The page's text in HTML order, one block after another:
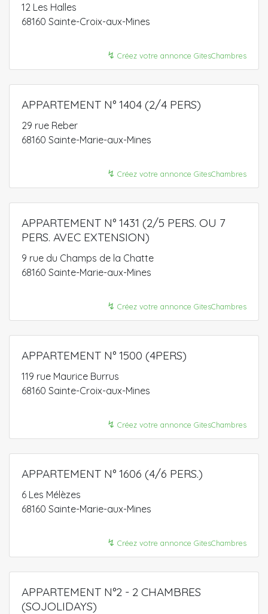
12 Les Halles
68160 Sainte-Croix-aux-Mines
↯ Créez votre annonce GitesChambres
APPARTEMENT N° 1404 (2/4 PERS)
29 rue Reber
68160 Sainte-Marie-aux-Mines
↯ Créez votre annonce GitesChambres
APPARTEMENT N° 1431 (2/5 PERS. OU 7
PERS. AVEC EXTENSION)
9 rue du Champs de la Chatte
68160 Sainte-Marie-aux-Mines
↯ Créez votre annonce GitesChambres
APPARTEMENT N° 1500 (4PERS)
119 rue Maurice Burrus
68160 Sainte-Croix-aux-Mines
↯ Créez votre annonce GitesChambres
APPARTEMENT N° 1606 (4/6 PERS.)
6 Les Mélèzes
68160 Sainte-Marie-aux-Mines
↯ Créez votre annonce GitesChambres
APPARTEMENT N°2 - 2 CHAMBRES
(SOJOLIDAYS)